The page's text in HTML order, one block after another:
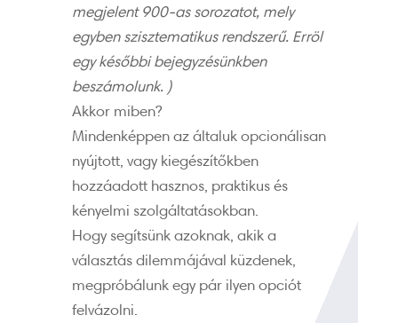
megjelent 900-as sorozatot, mely
egyben szisztematikus rendszerű. Erröl
egy későbbi bejegyzésünkben
beszámolunk. )
Akkor miben?
Mindenképpen az általuk opcionálisan
nyújtott, vagy kiegészítőkben
hozzáadott hasznos, praktikus és
kényelmi szolgáltatásokban.
Hogy segítsünk azoknak, akik a
választás dilemmájával küzdenek,
megpróbálunk egy pár ilyen opciót
felvázolni.